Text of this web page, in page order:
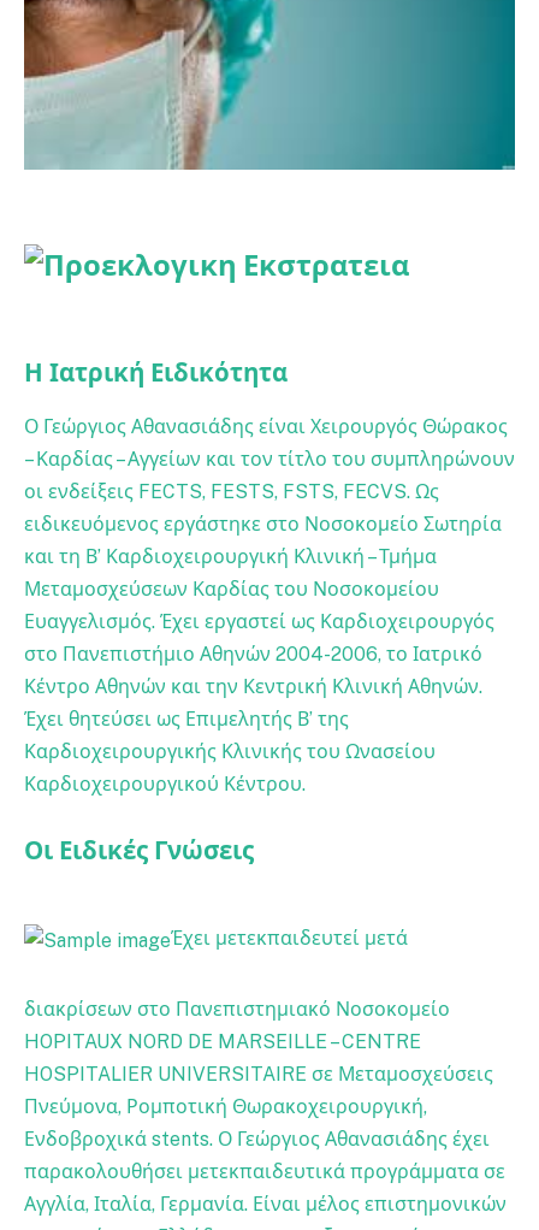
Η Ιατρική Ειδικότητα
Ο Γεώργιος Αθανασιάδης είναι Χειρουργός Θώρακος
– Καρδίας – Αγγείων και τον τίτλο του συμπληρώνουν
οι ενδείξεις FECTS, FESTS, FSTS, FECVS. Ως
ειδικευόμενος εργάστηκε στο Νοσοκομείο Σωτηρία
και τη Β’ Καρδιοχειρουργική Κλινική – Τμήμα
Μεταμοσχεύσεων Καρδίας του Νοσοκομείου
Ευαγγελισμός. Έχει εργαστεί ως Καρδιοχειρουργός
στο Πανεπιστήμιο Αθηνών 2004-2006, το Ιατρικό
Κέντρο Αθηνών και την Κεντρική Κλινική Αθηνών.
Έχει θητεύσει ως Επιμελητής Β’ της
Καρδιοχειρουργικής Κλινικής του Ωνασείου
Καρδιοχειρουργικού Κέντρου.
Οι Ειδικές Γνώσεις
Έχει μετεκπαιδευτεί μετά
διακρίσεων στο Πανεπιστημιακό Νοσοκομείο
HOPITAUX NORD DE MARSEILLE – CENTRE
HOSPITALIER UNIVERSITAIRE σε Μεταμοσχεύσεις
Πνεύμονα, Ρομποτική Θωρακοχειρουργική,
Ενδοβροχικά stents. Ο Γεώργιος Αθανασιάδης έχει
παρακολουθήσει μετεκπαιδευτικά προγράμματα σε
Αγγλία, Ιταλία, Γερμανία. Είναι μέλος επιστημονικών